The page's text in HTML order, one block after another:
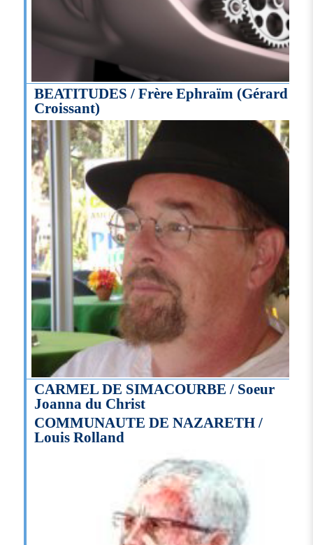
BEATITUDES / Frère Ephraïm (Gérard
Croissant)
CARMEL DE SIMACOURBE / Soeur
Joanna du Christ
COMMUNAUTE DE NAZARETH /
Louis Rolland